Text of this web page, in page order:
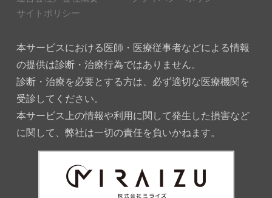
サイトポリシー
本サービスにおける医師・医療従事者などによる情報
の提供は診断・治療行為ではありません。
診断・治療を必要とする方は、必ず適切な医療機関を
受診してください。
本サービス上の情報や利用に関して発生した損害など
に関して、弊社は一切の責任を負いかねます。